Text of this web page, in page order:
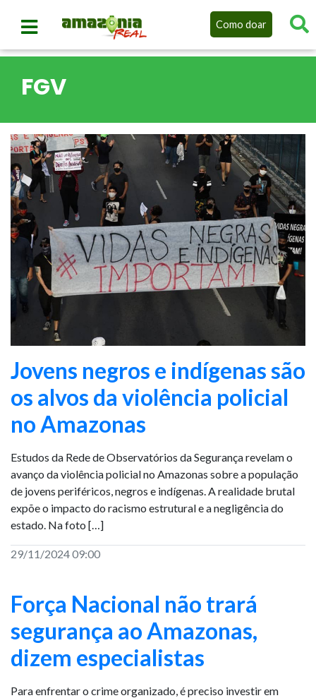
Como doar
FGV
Jovens negros e indígenas são
os alvos da violência policial
no Amazonas
Estudos da Rede de Observatórios da Segurança revelam o
avanço da violência policial no Amazonas sobre a população
de jovens periféricos, negros e indígenas. A realidade brutal
expõe o impacto do racismo estrutural e a negligência do
estado. Na foto […]
29/11/2024 09:00
Força Nacional não trará
segurança ao Amazonas,
dizem especialistas
Para enfrentar o crime organizado, é preciso investir em